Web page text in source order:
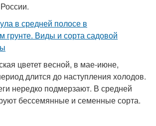
цветет весной, в мае-июне,
длится до наступления холодов.
нередко подмерзают. В средней
бессемянные и семенные сорта.